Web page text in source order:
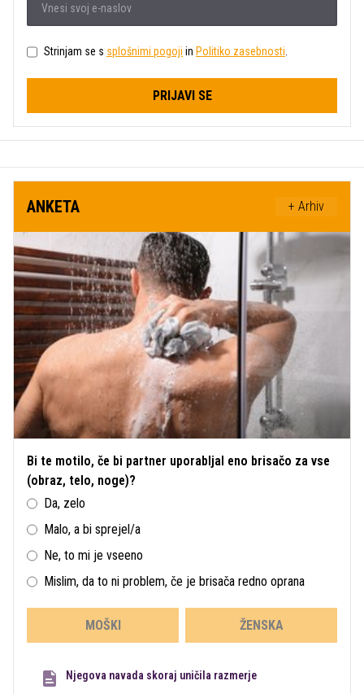
Strinjam se s splošnimi pogoji in Politiko zasebnosti.
PRIJAVI SE
ANKETA + Arhiv
Bi te motilo, če bi partner uporabljal eno brisačo za vse
(obraz, telo, noge)?
Da, zelo
Malo, a bi sprejel/a
Ne, to mi je vseeno
Mislim, da to ni problem, če je brisača redno oprana
MOŠKI ŽENSKA
Njegova navada skoraj uničila razmerje